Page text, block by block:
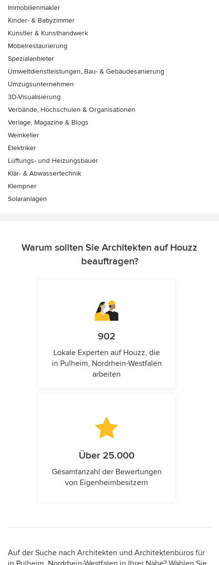
Immobilienmakler
Kinder- & Babyzimmer
Künstler & Kunsthandwerk
Möbelrestaurierung
Spezialanbieter
Umweltdienstleistungen, Bau- & Gebäudesanierung
Umzugsunternehmen
3D-Visualisierung
Verbände, Hochschulen & Organisationen
Verlage, Magazine & Blogs
Weinkeller
Elektriker
Lüftungs- und Heizungsbauer
Klär- & Abwassertechnik
Klempner
Solaranlagen
Warum sollten Sie Architekten auf Houzz
beauftragen?
902
Lokale Experten auf Houzz, die
in Pulheim, Nordrhein-Westfalen
arbeiten
Über 25.000
Gesamtanzahl der Bewertungen
von Eigenheimbesitzern
Auf der Suche nach Architekten und Architektenbüros für